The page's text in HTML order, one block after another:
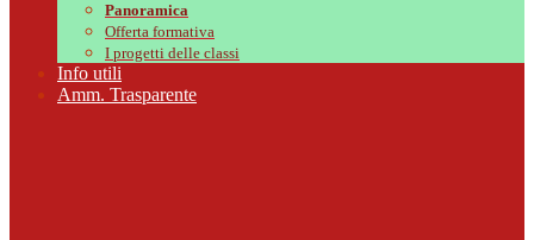
Panoramica
Offerta formativa
I progetti delle classi
Info utili
Amm. Trasparente